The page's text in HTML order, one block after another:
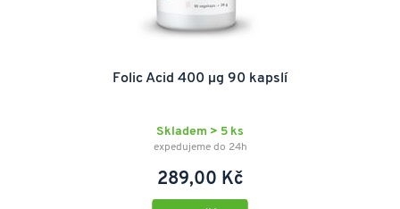
Folic Acid 400 µg 90 kapslí
Skladem > 5 ks
expedujeme do 24h
289,00 Kč